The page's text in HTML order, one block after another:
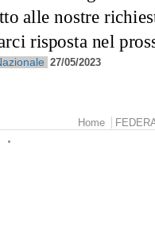
27/05/2023
Home